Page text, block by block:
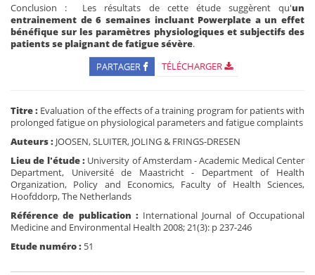
Conclusion : Les résultats de cette étude suggèrent qu'un
entrainement de 6 semaines incluant Powerplate a un effet
bénéfique sur les paramètres physiologiques et subjectifs des
patients se plaignant de fatigue sévère.
PARTAGER
TÉLÉCHARGER
Titre : Evaluation of the effects of a training program for patients with
prolonged fatigue on physiological parameters and fatigue complaints
Auteurs : JOOSEN, SLUITER, JOLING & FRINGS-DRESEN
Lieu de l'étude : University of Amsterdam - Academic Medical Center
Department, Université de Maastricht - Department of Health
Organization, Policy and Economics, Faculty of Health Sciences,
Hoofddorp, The Netherlands
Référence de publication : International Journal of Occupational
Medicine and Environmental Health 2008; 21(3): p 237-246
Etude numéro : 51